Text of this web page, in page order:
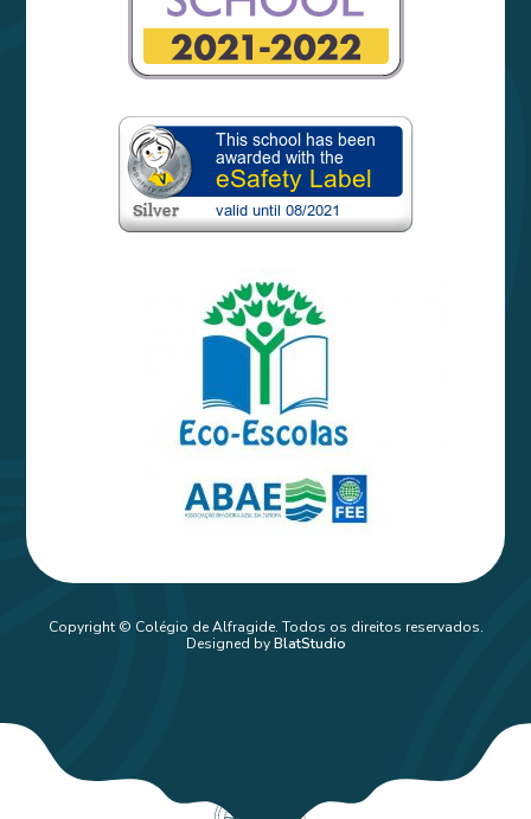
Copyright © Colégio de Alfragide. Todos os direitos reservados.
Designed byBlatStudio